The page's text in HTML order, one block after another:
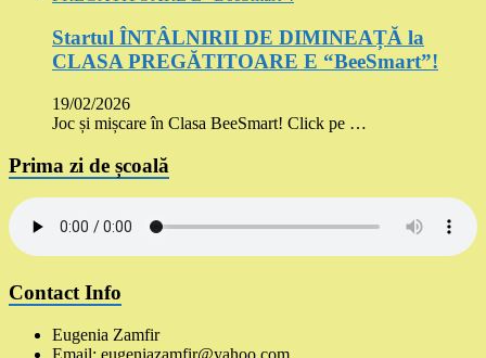
Startul ÎNTÂLNIRII DE DIMINEAȚĂ la
CLASA PREGĂTITOARE E “BeeSmart”!
19/02/2026
Joc și mișcare în Clasa BeeSmart! Click pe …
Prima zi de școală
Contact Info
Eugenia Zamfir
Email: eugeniazamfir@yahoo.com